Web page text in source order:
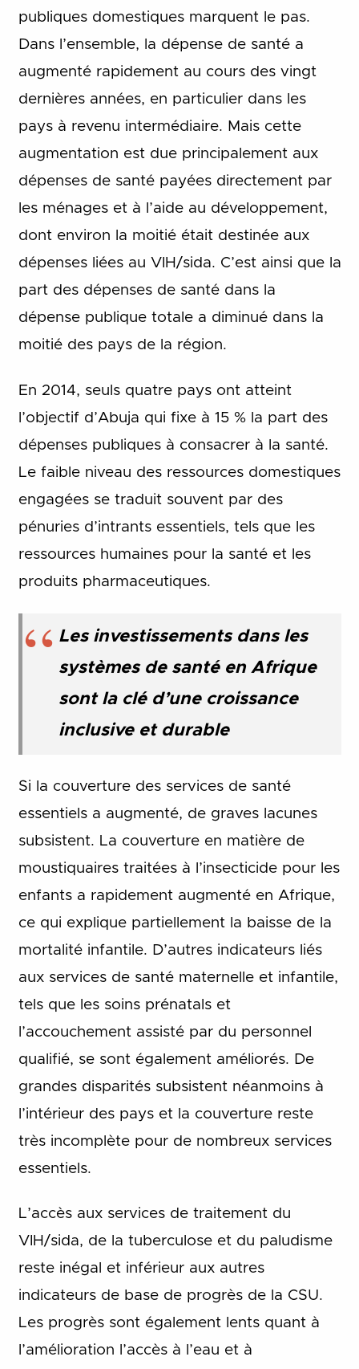
publiques domestiques marquent le pas.
Dans l’ensemble, la dépense de santé a
augmenté rapidement au cours des vingt
dernières années, en particulier dans les
pays à revenu intermédiaire. Mais cette
augmentation est due principalement aux
dépenses de santé payées directement par
les ménages et à l’aide au développement,
dont environ la moitié était destinée aux
dépenses liées au VIH/sida. C’est ainsi que la
part des dépenses de santé dans la
dépense publique totale a diminué dans la
moitié des pays de la région.
En 2014, seuls quatre pays ont atteint
l’objectif d’Abuja qui fixe à 15 % la part des
dépenses publiques à consacrer à la santé.
Le faible niveau des ressources domestiques
engagées se traduit souvent par des
pénuries d’intrants essentiels, tels que les
ressources humaines pour la santé et les
produits pharmaceutiques.
Les investissements dans les
systèmes de santé en Afrique
sont la clé d’une croissance
inclusive et durable
Si la couverture des services de santé
essentiels a augmenté, de graves lacunes
subsistent. La couverture en matière de
moustiquaires traitées à l’insecticide pour les
enfants a rapidement augmenté en Afrique,
ce qui explique partiellement la baisse de la
mortalité infantile. D’autres indicateurs liés
aux services de santé maternelle et infantile,
tels que les soins prénatals et
l’accouchement assisté par du personnel
qualifié, se sont également améliorés. De
grandes disparités subsistent néanmoins à
l’intérieur des pays et la couverture reste
très incomplète pour de nombreux services
essentiels.
L’accès aux services de traitement du
VIH/sida, de la tuberculose et du paludisme
reste inégal et inférieur aux autres
indicateurs de base de progrès de la CSU.
Les progrès sont également lents quant à
l’amélioration l’accès à l’eau et à